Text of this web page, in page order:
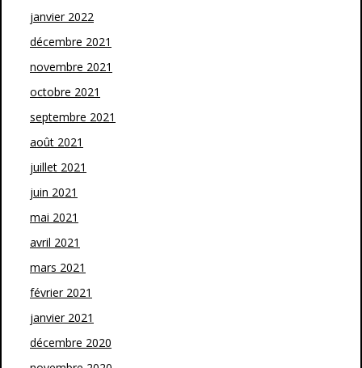
janvier 2022
décembre 2021
novembre 2021
octobre 2021
septembre 2021
août 2021
juillet 2021
juin 2021
mai 2021
avril 2021
mars 2021
février 2021
janvier 2021
décembre 2020